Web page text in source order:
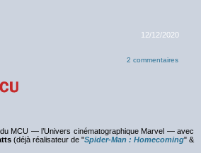
12/12/2020
2 commentaires
MCU — l’Univers cinématographique Marvel — avec
(déjà réalisateur de "Spider-Man : Homecoming" &